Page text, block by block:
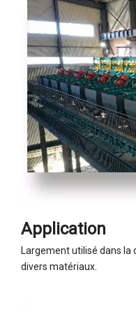
Application
Largement utilisé dans la
divers matériaux.